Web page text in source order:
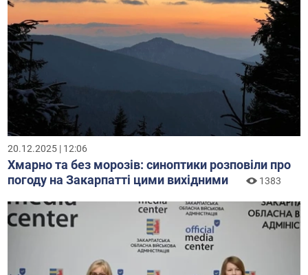
20.12.2025 | 12:06
Хмарно та без морозів: синоптики розповіли про
погоду на Закарпатті цими вихідними
1383